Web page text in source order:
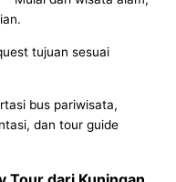
tujuan sesuai
bus pariwisata,
dan tour guide